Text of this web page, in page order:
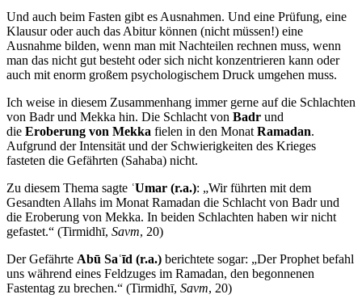
Und auch beim Fasten gibt es Ausnahmen. Und eine Prüfung, eine
Klausur oder auch das Abitur können (nicht müssen!) eine
Ausnahme bilden, wenn man mit Nachteilen rechnen muss, wenn
man das nicht gut besteht oder sich nicht konzentrieren kann oder
auch mit enorm großem psychologischem Druck umgehen muss.
Ich weise in diesem Zusammenhang immer gerne auf die Schlachten
von Badr und Mekka hin. Die Schlacht von Badr und
die Eroberung von Mekka fielen in den Monat Ramadan.
Aufgrund der Intensität und der Schwierigkeiten des Krieges
fasteten die Gefährten (Sahaba) nicht.
Zu diesem Thema sagte ʿUmar (r.a.): „Wir führten mit dem
Gesandten Allahs im Monat Ramadan die Schlacht von Badr und
die Eroberung von Mekka. In beiden Schlachten haben wir nicht
gefastet.“ (Tirmidhī, Savm, 20)
Der Gefährte Abū Saʿīd (r.a.) berichtete sogar: „Der Prophet befahl
uns während eines Feldzuges im Ramadan, den begonnenen
Fastentag zu brechen.“ (Tirmidhī, Savm, 20)